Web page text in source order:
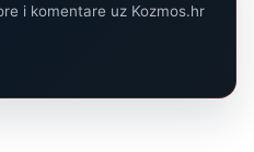
i komentare uz Kozmos.hr